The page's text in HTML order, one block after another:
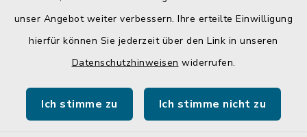
unser Angebot weiter verbessern. Ihre erteilte Einwilligung
hierfür können Sie jederzeit über den Link in unseren
Datenschutzhinweisen widerrufen.
Ich stimme zu Ich stimme nicht zu
Quicklinks
Landratsamt Mühldorf a. Inn